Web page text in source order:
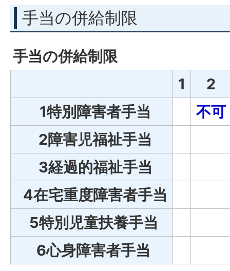
手当の併給制限
手当の併給制限
1
2
1特別障害者手当
不可
2障害児福祉手当
3経過的福祉手当
4在宅重度障害者手当
5特別児童扶養手当
6心身障害者手当